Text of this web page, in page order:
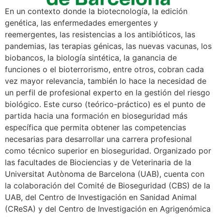
En un contexto donde la biotecnología, la edición
genética, las enfermedades emergentes y
reemergentes, las resistencias a los antibióticos, las
pandemias, las terapias génicas, las nuevas vacunas, los
biobancos, la biología sintética, la ganancia de
funciones o el bioterrorismo, entre otros, cobran cada
vez mayor relevancia, también lo hace la necesidad de
un perfil de profesional experto en la gestión del riesgo
biológico. Este curso (teórico-práctico) es el punto de
partida hacia una formación en bioseguridad más
específica que permita obtener las competencias
necesarias para desarrollar una carrera profesional
como técnico superior en bioseguridad. Organizado por
las facultades de Biociencias y de Veterinaria de la
Universitat Autònoma de Barcelona (UAB), cuenta con
la colaboración del Comité de Bioseguridad (CBS) de la
UAB, del Centro de Investigación en Sanidad Animal
(CReSA) y del Centro de Investigación en Agrigenómica